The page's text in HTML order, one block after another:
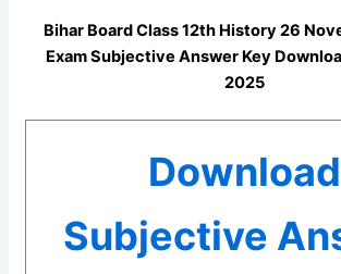
Bihar Board Class 12th History26
Exam Subjective Answer Key
2025
Download
Subjective